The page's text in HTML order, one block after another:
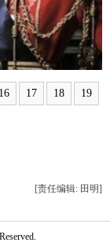
16 17 18 19
[责任编辑: 田明]